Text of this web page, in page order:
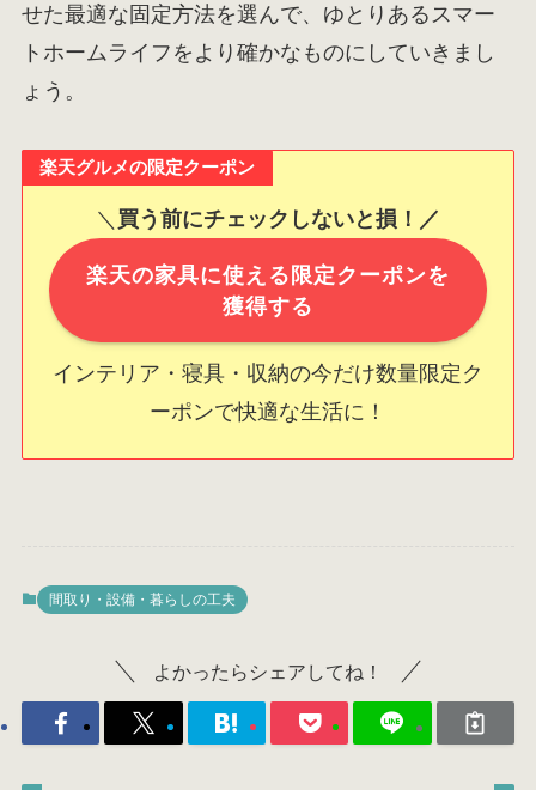
せた最適な固定方法を選んで、ゆとりあるスマー
トホームライフをより確かなものにしていきまし
ょう。
楽天グルメの限定クーポン
＼ 買う前にチェックしないと損！／
楽天の家具に使える限定クーポンを
獲得する
インテリア・寝具・収納の今だけ数量限定ク
ーポンで快適な生活に！
間取り・設備・暮らしの工夫
よかったらシェアしてね！